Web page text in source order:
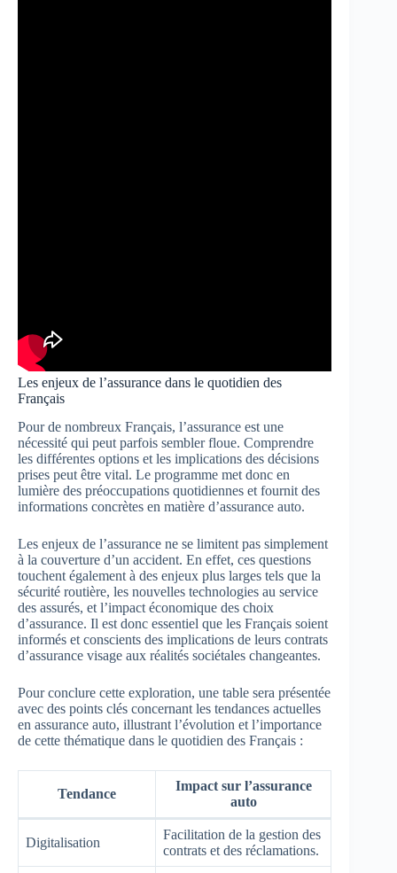
Les enjeux de l’assurance dans le quotidien des
Français
Pour de nombreux Français, l’assurance est une
nécessité qui peut parfois sembler floue. Comprendre
les différentes options et les implications des décisions
prises peut être vital. Le programme met donc en
lumière des préoccupations quotidiennes et fournit des
informations concrètes en matière d’assurance auto.
Les enjeux de l’assurance ne se limitent pas simplement
à la couverture d’un accident. En effet, ces questions
touchent également à des enjeux plus larges tels que la
sécurité routière, les nouvelles technologies au service
des assurés, et l’impact économique des choix
d’assurance. Il est donc essentiel que les Français soient
informés et conscients des implications de leurs contrats
d’assurance visage aux réalités sociétales changeantes.
Pour conclure cette exploration, une table sera présentée
avec des points clés concernant les tendances actuelles
en assurance auto, illustrant l’évolution et l’importance
de cette thématique dans le quotidien des Français :
Tendance
Impact sur l’assurance
auto
Digitalisation
Facilitation de la gestion des
contrats et des réclamations.